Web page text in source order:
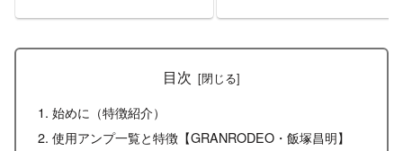
【エフェクター・アンプ】
ィングのまとめ【エフェク
目次
始めに（特徴紹介）
使用アンプ一覧と特徴【GRANRODEO・飯塚昌明】